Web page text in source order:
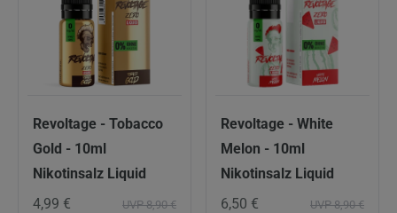
Revoltage - Tobacco
Gold - 10ml
Nikotinsalz Liquid
UVP 8,90 €
4,99 €
Revoltage - White
Melon - 10ml
Nikotinsalz Liquid
UVP 8,90 €
6,50 €